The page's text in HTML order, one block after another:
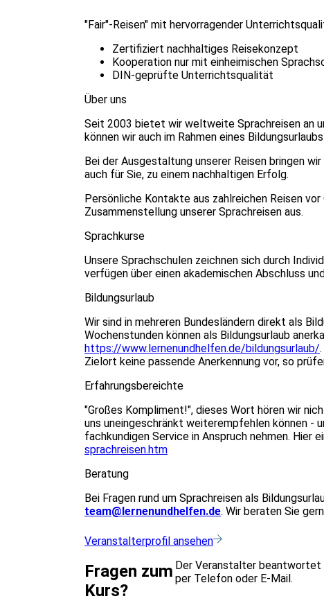
"Fair"-Reisen" mit hervorragender
Zertifiziert nachhaltiges Reisekonzept
Kooperation nur mit einheimischen
DIN-geprüfte Unterrichtsqualität
Über uns
Seit 2003 bietet wir weltweite Sprachreisen an
können wir auch im Rahmen eines
Bei der Ausgestaltung unserer Reisen bringen
auch für Sie, zu einem nachhaltigen Erfolg.
Persönliche Kontakte aus zahlreichen Reisen
Zusammenstellung unserer Sprachreisen aus.
Sprachkurse
Unsere Sprachschulen zeichnen sich durch
verfügen über einen akademischen Abschluss
Bildungsurlaub
Wir sind in mehreren Bundesländern direkt als
Wochenstunden können als Bildungsurlaub
https://www.lernenundhelfen.de/bildungsurlaub/
Zielort keine passende Anerkennung vor, so
Erfahrungsbereichte
"Großes Kompliment!", dieses Wort hören wir
uns uneingeschränkt weiterempfehlen können -
fachkundigen Service in Anspruch nehmen. Hier
sprachreisen.htm
Beratung
Bei Fragen rund um Sprachreisen als
team@lernenundhelfen.de. Wir beraten Sie
Veranstalterprofil ansehen
Fragen zum
Kurs?
Der Veranstalter beantwortet
per Telefon oder E-Mail.